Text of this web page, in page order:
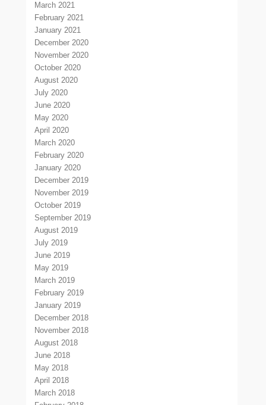
March 2021
February 2021
January 2021
December 2020
November 2020
October 2020
August 2020
July 2020
June 2020
May 2020
April 2020
March 2020
February 2020
January 2020
December 2019
November 2019
October 2019
September 2019
August 2019
July 2019
June 2019
May 2019
March 2019
February 2019
January 2019
December 2018
November 2018
August 2018
June 2018
May 2018
April 2018
March 2018